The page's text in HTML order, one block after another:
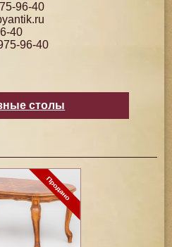
96-40
40
96-40
столы